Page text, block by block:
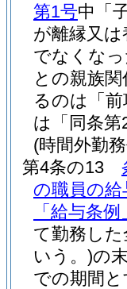
第1号中「
が離縁又
でなくな
との親族
るのは「
は「同条
(時間外勤
第4条の13
の職員の
「給与条
て勤務し
いう。)の
での期間